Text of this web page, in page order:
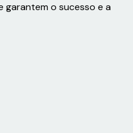
garantem o sucesso e a